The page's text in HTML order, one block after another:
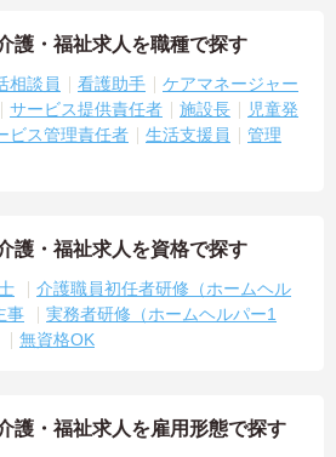
護・福祉求人を職種で探す
相談員 看護助手
ケアマネージャー
サービス提供責任者 施設長
児童発
ビス管理責任者 生活支援員
管理
護・福祉求人を資格で探す
介護職員初任者研修（ホームヘル
事
実務者研修（ホームヘルパー1
無資格OK
護・福祉求人を雇用形態で探す